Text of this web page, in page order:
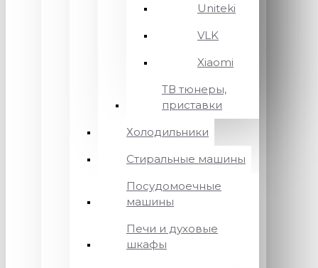
Uniteki
VLK
Xiaomi
ТВ тюнеры,
приставки
Холодильники
Стиральные машины
Посудомоечные
машины
Печи и духовые
шкафы